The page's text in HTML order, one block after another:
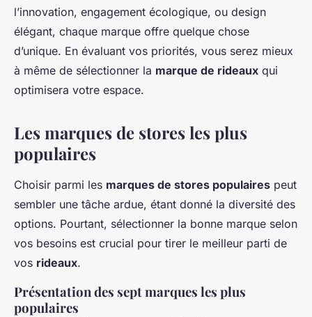
l’innovation, engagement écologique, ou design
élégant, chaque marque offre quelque chose
d’unique. En évaluant vos priorités, vous serez mieux
à même de sélectionner la marque de rideaux qui
optimisera votre espace.
Les marques de stores les plus
populaires
Choisir parmi les marques de stores populaires peut
sembler une tâche ardue, étant donné la diversité des
options. Pourtant, sélectionner la bonne marque selon
vos besoins est crucial pour tirer le meilleur parti de
vos rideaux.
Présentation des sept marques les plus
populaires